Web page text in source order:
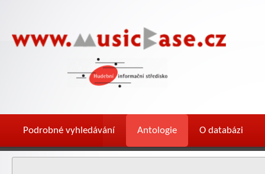
Podrobné vyhledávání Antologie O databázi